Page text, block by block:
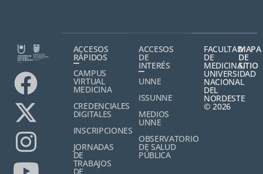
ACCESOS
RÁPIDOS
CAMPUS
VIRTUAL
MEDICINA
CREDENCIALES
DIGITALES
INSCRIPCIONES
JORNADAS
DE
TRABAJOS
DE
ACCESOS
DE
INTERÉS
UNNE
ISSUNNE
MEDIOS
UNNE
OBSERVATORIO
DE SALUD
PÚBLICA
FACULTAD
DE
MEDICINA,
UNIVERSIDAD
NACIONAL
DEL
NORDESTE
© 2026
MAPA
DE
SITIO